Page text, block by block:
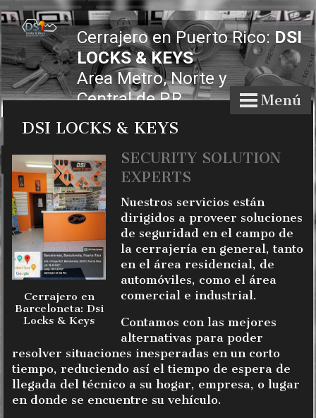
Cerrajero en Puerto Rico:DSI
LOCKS & KEYS
Area Metro, Norte y
Central de P.R. Menú
DSI LOCKS & KEYS
Cerrajero en
Barceloneta: Dsi
Locks & Keys
SECURITY SOLUTION
EXPERTS
Nuestros servicios están
dirigidos a proveer soluciones
de seguridad en el campo de
la cerrajería en general, tanto
en el área residencial, de
automóviles, como el área
comercial e industrial.
Contamos con las mejores
alternativas para poder
resolver situaciones inesperadas en un corto
tiempo, reduciendo así el tiempo de espera de
llegada del técnico a su hogar, empresa, o lugar
en donde se encuentre su vehículo.